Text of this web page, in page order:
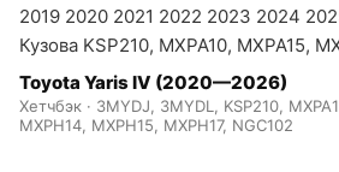
2019 2020 2021 2022 2023 2024
Кузова KSP210, MXPA10, MXPA15,
Toyota Yaris IV (2020—2026)
Хетчбэк · 3MYDJ, 3MYDL, KSP210,
MXPH14, MXPH15, MXPH17, NGC102